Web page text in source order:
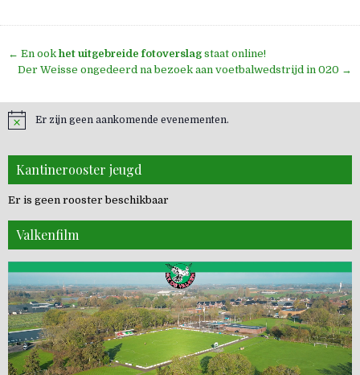
Bericht
navigatie
← En ook het uitgebreide fotoverslag staat online!
Der Weisse ongedeerd na bezoek aan voetbalwedstrijd in 020 →
Er zijn geen aankomende evenementen.
Kantinerooster jeugd
Er is geen rooster beschikbaar
Valkenfilm